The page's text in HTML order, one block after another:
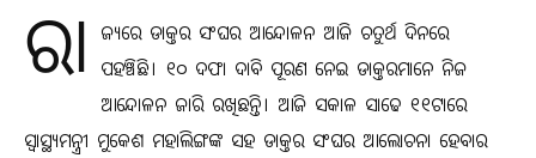
ରା
ଜ୍ୟରେ ଡାକ୍ତର ସଂଘର ଆନ୍ଦୋଳନ ଆଜି ଚତୁର୍ଥ ଦିନରେ
ପହଞ୍ଚିଛି। ୧୦ ଦଫା ଦାବି ପୂରଣ ନେଇ ଡାକ୍ତରମାନେ ନିଜ
ଆନ୍ଦୋଳନ ଜାରି ରଖିଛନ୍ତି। ଆଜି ସକାଳ ସାଢେ ୧୧ଟାରେ
ସ୍ୱାସ୍ଥ୍ୟମନ୍ତ୍ରୀ ମୁକେଶ ମହାଲିଙ୍ଗଙ୍କ ସହ ଡାକ୍ତର ସଂଘର ଆଲୋଚନା ହେବାର